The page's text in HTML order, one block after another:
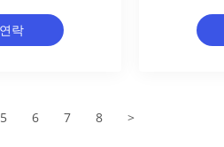
락
5 6 7 8 >